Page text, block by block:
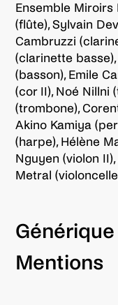
Ensemble Miroirs
(flûte), Sylvain
Cambruzzi
(clarinette
(basson), Emile
(cor II), Noé Nillni
(trombone),
Akino Kamiya
(harpe), Hélène
Nguyen (violon
Metral
Générique
conception
Romain Louveau,
Mentions